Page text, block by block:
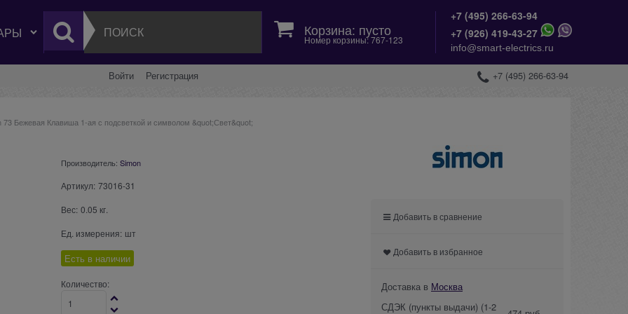
Корзина: пусто
Номер корзины: 767-123
+7 (495) 266-63-94
+7 (926) 419-43-27
info@smart-electrics.ru
Войти Регистрация +7 (495) 266-63-94
73 Бежевая Клавиша 1-ая с подсветкой и символом &quot;Свет&quot;
Производитель: Simon
Артикул: 73016-31
Вес: 0.05 кг.
Ед. измерения: шт
Есть в наличии
Количество:
Добавить в сравнение
Добавить в избранное
Доставка в Москва
СДЭК (пункты выдачи) (1-2